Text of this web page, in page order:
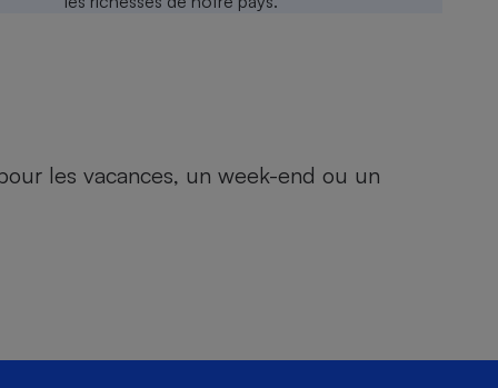
les vacances, un week-end ou un